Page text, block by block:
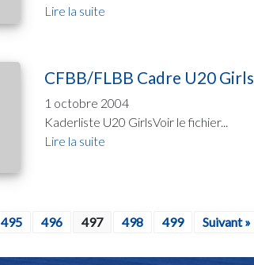
Lire la suite
CFBB/FLBB Cadre U20 Girls
1 octobre 2004
Kaderliste U20 GirlsVoir le fichier...
Lire la suite
495 496 497 498 499 Suivant »